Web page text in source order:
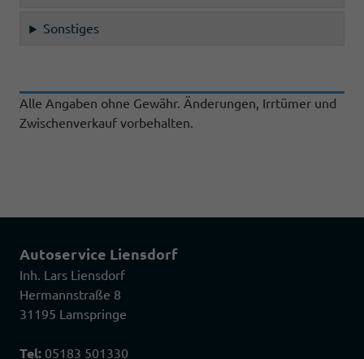
Sonstiges
Alle Angaben ohne Gewähr. Änderungen, Irrtümer und
Zwischenverkauf vorbehalten.
Autoservice Liensdorf
Inh. Lars Liensdorf
Hermannstraße 8
31195 Lamspringe
Tel: 05183 501330